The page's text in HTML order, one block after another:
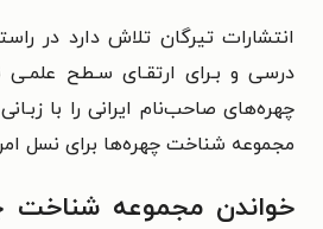
انتشارات تیرگان تلاش دارد در
درسی و بـرای ارتقـای سـطح علمـی
چهره‌های صاحب‌نام ایرانی را با
مجموعه شناخت چهره‌ها برای نسل
خواندن مجموعه شناخت